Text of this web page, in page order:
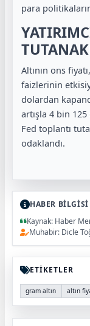
para
Altının ons
faizlerinin
dolardan
artışla 4 bin
Fed toplantı
odaklandı.
HABER BİLGİSİ
Kaynak: Haber
Muhabir: Dicle
ETİKETLER
gram altın altın